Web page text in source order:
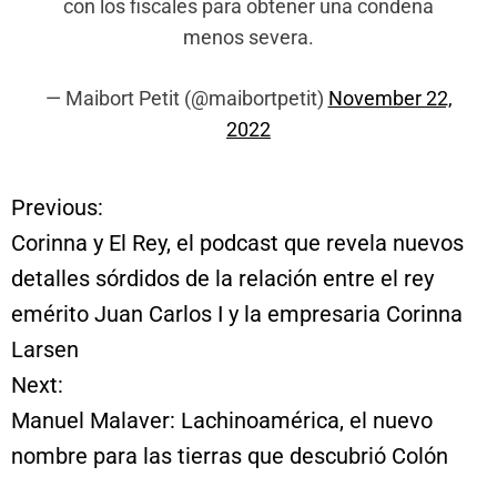
con los fiscales para obtener una condena
menos severa.
— Maibort Petit (@maibortpetit) November 22,
2022
N
a
v
e
g
Previous:
Corinna y El Rey, el podcast que revela nuevos
detalles sórdidos de la relación entre el rey
emérito Juan Carlos I y la empresaria Corinna
Larsen
Next:
Manuel Malaver: Lachinoamérica, el nuevo
nombre para las tierras que descubrió Colón